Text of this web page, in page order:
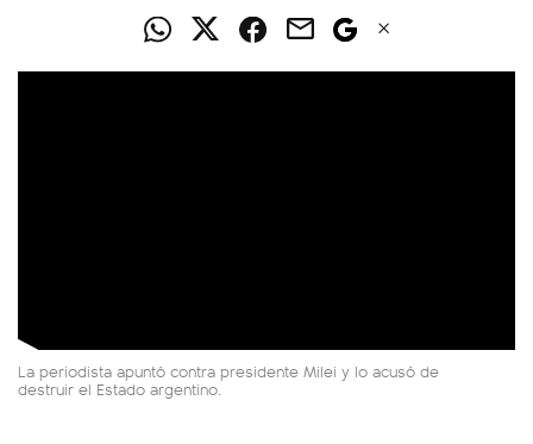
La periodista apuntó contra presidente Milei y lo acusó de
destruir el Estado argentino.